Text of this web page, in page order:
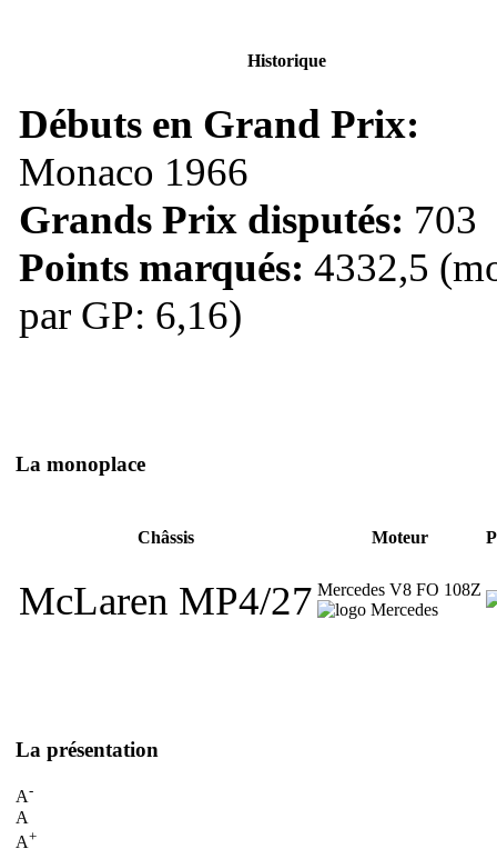
Historique
Débuts en Grand Prix:
Monaco 1966
Grands Prix disputés: 703
Points marqués: 4332,5
par GP: 6,16)
La monoplace
Châssis Moteur
McLaren MP4/27 Mercedes V8 FO 108Z
La présentation
A-
A
A+